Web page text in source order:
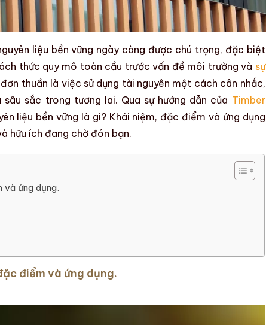
liệu bền vững ngày càng được chú trọng, đặc biệt
thức quy mô toàn cầu trước vấn đề môi trường và sự
thuần là việc sử dụng tài nguyên một cách cân nhắc,
sắc trong tương lai. Qua sự hướng dẫn của Timber
liệu bền vững là gì? Khái niệm, đặc điểm và ứng dụng
hữu ích đang chờ đón bạn.
và ứng dụng.
điểm và ứng dụng.